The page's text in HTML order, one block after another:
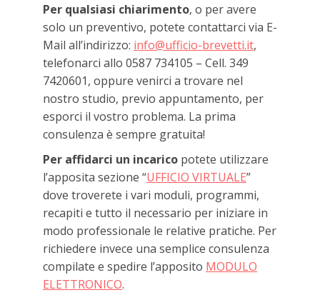
Per qualsiasi chiarimento, o per avere
solo un preventivo, potete contattarci via E-
Mail all’indirizzo: info@ufficio-brevetti.it,
telefonarci allo 0587 734105 – Cell. 349
7420601, oppure venirci a trovare nel
nostro studio, previo appuntamento, per
esporci il vostro problema. La prima
consulenza è sempre gratuita!
Per affidarci un incarico potete utilizzare
l’apposita sezione “UFFICIO VIRTUALE”
dove troverete i vari moduli, programmi,
recapiti e tutto il necessario per iniziare in
modo professionale le relative pratiche. Per
richiedere invece una semplice consulenza
compilate e spedire l’apposito MODULO
ELETTRONICO.